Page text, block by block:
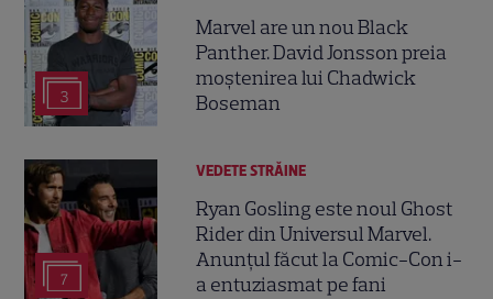
3
Marvel are un nou Black
Panther. David Jonsson preia
moștenirea lui Chadwick
Boseman
7
VEDETE STRĂINE
Ryan Gosling este noul Ghost
Rider din Universul Marvel.
Anunțul făcut la Comic-Con i-
a entuziasmat pe fani